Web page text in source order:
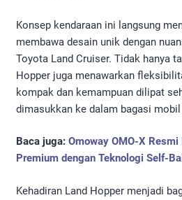
Konsep kendaraan ini langsung
membawa desain unik dengan
Toyota Land Cruiser. Tidak hanya
Hopper juga menawarkan
kompak dan kemampuan dilipat
dimasukkan ke dalam bagasi mobil
Baca juga: Omoway OMO-X
Premium dengan Teknologi Self-
Kehadiran Land Hopper menjadi